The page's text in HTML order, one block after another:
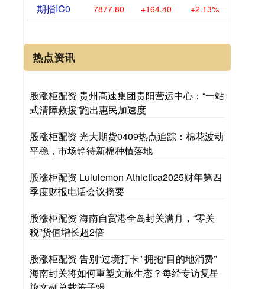
期指IC0 7877.80 +164.40 +2.13%
热点资讯
股涨柜配资 贵州高速集团贵阳营运中心：“一站
式清障救援”跑出惠民加速度
股涨柜配资 光大期货0409热点追踪：棉花波动
平稳，市场静待新棉种植落地
股涨柜配资 Lululemon Athletica2025财年第四
季度财报电话会议摘要
股涨柜配资 海南自贸港全岛封关满月，“零关
税”货值增长超2倍
股涨柜配资 告别“过境打卡” 拥抱“目的地消费”
海南封关将如何重塑文旅生态？每经专访复星